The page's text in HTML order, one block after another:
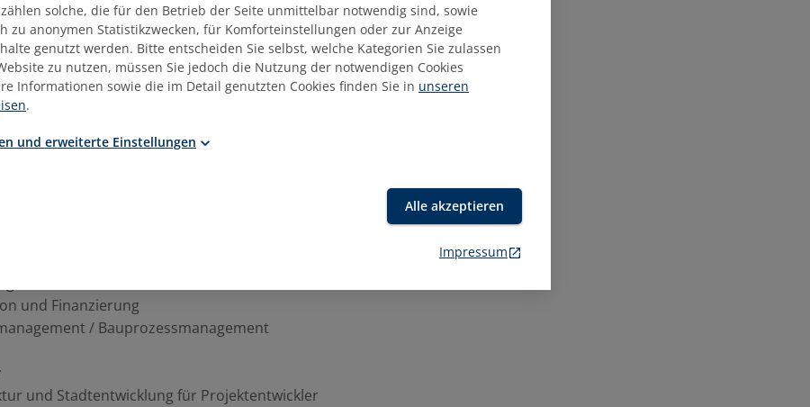
Investoren. Zusätzlich qualifiziert der Studiengang Sie für die
Führungsaufgaben in der Wohnungs- und Immobilienwirtschaft
Unternehmensbereichen.
Hochschullandschaft wird der Studiengang als
und Finanzierung
/ Bauprozessmanagement
und Stadtentwicklung für Projektentwickler
zählen solche, die für den Betrieb der Seite unmittelbar notwendig sind, sowie
zu anonymen Statistikzwecken, für Komforteinstellungen oder zur Anzeige
genutzt werden. Bitte entscheiden Sie selbst, welche Kategorien Sie zulassen
zu nutzen, müssen Sie jedoch die Nutzung der notwendigen Cookies
Informationen sowie die im Detail genutzten Cookies finden Sie in unseren
.
und erweiterte Einstellungen
Alle akzeptieren
Impressum